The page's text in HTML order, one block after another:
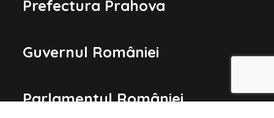
Prefectura Prahova
Guvernul României
Parlamentul României